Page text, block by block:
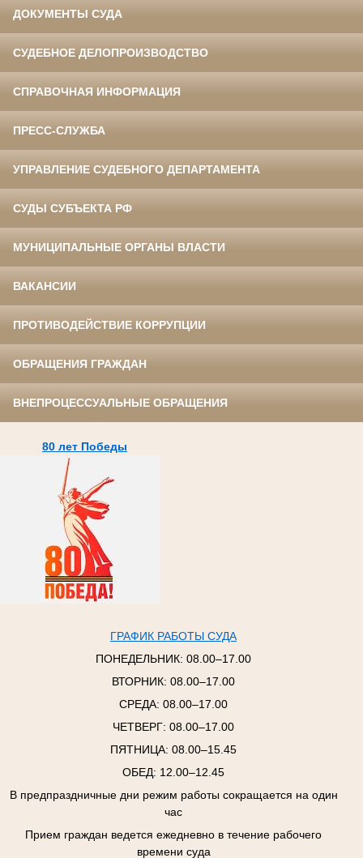
ДОКУМЕНТЫ СУДА
СУДЕБНОЕ ДЕЛОПРОИЗВОДСТВО
СПРАВОЧНАЯ ИНФОРМАЦИЯ
ПРЕСС-СЛУЖБА
УПРАВЛЕНИЕ СУДЕБНОГО ДЕПАРТАМЕНТА
СУДЫ СУБЪЕКТА РФ
МУНИЦИПАЛЬНЫЕ ОРГАНЫ ВЛАСТИ
ВАКАНСИИ
ПРОТИВОДЕЙСТВИЕ КОРРУПЦИИ
ОБРАЩЕНИЯ ГРАЖДАН
ВНЕПРОЦЕССУАЛЬНЫЕ ОБРАЩЕНИЯ
80 лет Победы
ГРАФИК РАБОТЫ СУДА
ПОНЕДЕЛЬНИК: 08.00–17.00
ВТОРНИК: 08.00–17.00
СРЕДА: 08.00–17.00
ЧЕТВЕРГ: 08.00–17.00
ПЯТНИЦА: 08.00–15.45
ОБЕД: 12.00–12.45
В предпраздничные дни режим работы сокращается на один
час
Прием граждан ведется ежедневно в течение рабочего
времени суда